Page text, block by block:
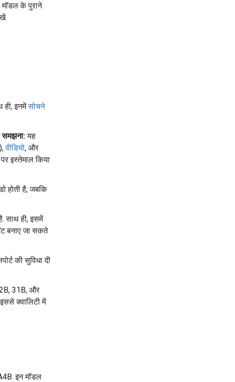
के पुराने
ही, इनमेंसोचने
समझना:यह
वीडियो, और
इस्तेमाल किया
होती है, जबकि
साथ ही, इसमें
बनाए जा सकते
की सुविधा दी
31B, और
क्वालिटी में
इन मॉडल